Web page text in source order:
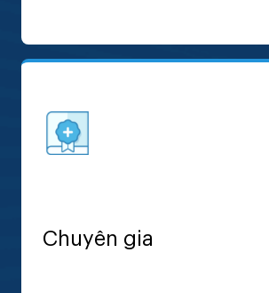
Chuyên gia